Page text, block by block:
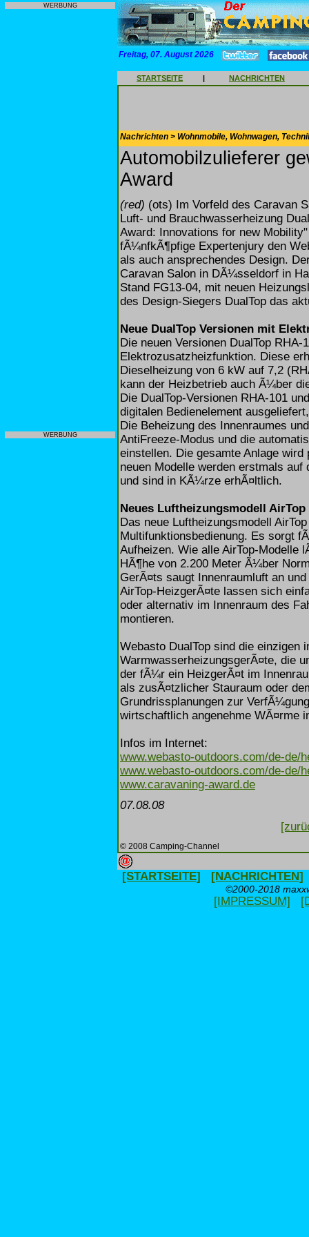
WERBUNG
WERBUNG
Freitag, 07. August 2026
STARTSEITE | NACHRICHTEN
Nachrichten > Wohnmobile, Wohnwagen,
Automobilzulieferer
Award
(red) (ots) Im Vorfeld des Caravan
Luft- und Brauchwasserheizung
Award: Innovations for new
fÃ¼nfkÃ¶pfige Expertenjury den
als auch ansprechendes Design.
Caravan Salon in DÃ¼sseldorf in
Stand FG13-04, mit neuen
des Design-Siegers DualTop das
Neue DualTop Versionen mit
Die neuen Versionen DualTop
Elektrozusatzheizfunktion. Diese
Dieselheizung von 6 kW auf 7,2
kann der Heizbetrieb auch Ã¼ber
Die DualTop-Versionen RHA-101
digitalen Bedienelement
Die Beheizung des Innenraumes
AntiFreeze-Modus und die
einstellen. Die gesamte Anlage
neuen Modelle werden erstmals
und sind in KÃ¼rze erhÃ¤ltlich.
Neues Luftheizungsmodell
Das neue Luftheizungsmodell
Multifunktionsbedienung. Es sorgt
Aufheizen. Wie alle AirTop-Modelle
HÃ¶he von 2.200 Meter Ã¼ber
GerÃ¤ts saugt Innenraumluft an
AirTop-HeizgerÃ¤te lassen sich
oder alternativ im Innenraum des
montieren.
Webasto DualTop sind die einzigen
WarmwasserheizungsgerÃ¤te, die
der fÃ¼r ein HeizgerÃ¤t im
als zusÃ¤tzlicher Stauraum oder
Grundrissplanungen zur
wirtschaftlich angenehme WÃ¤rme
Infos im Internet:
www.webasto-outdoors.com/de-de/
www.webasto-outdoors.com/de-de/
www.caravaning-award.de
07.08.08
© 2008 Camping-Channel
[STARTSEITE] [NACHRICHTEN]
©2000-2018
[IMPRESSUM]